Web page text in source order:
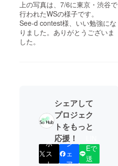
上の写真は、7/6に東京・渋谷で
行われたWSの様子です。
See-d contest様、いい勉強にな
りました。ありがとうございま
した。
シェアして
プロジェク
トをもっと
応援！
ポ
ス
ト
シ
ェ
ア
Eで
送